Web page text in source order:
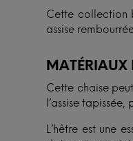
Cette collection
assise
MATÉRIAUX
Cette chaise
l’assise
L’hêtre est une